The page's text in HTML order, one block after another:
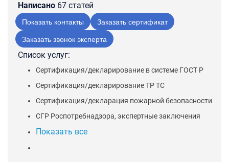
Написано 67 статей
Показать контакты
Заказать сертификат
Заказать звонок эксперта
Список услуг:
Сертификация/декларирование в системе ГОСТ Р
Сертификация/декларирование ТР ТС
Сертификация/декларация пожарной безопасности
СГР Роспотребнадзора, экспертные заключения
Показать все